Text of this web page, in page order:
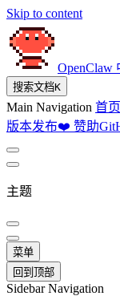
Skip to content
OpenClaw
搜索文档K
Main Navigation 首页
版本发布❤️ 赞助
主题
菜单
回到顶部
Sidebar Navigation